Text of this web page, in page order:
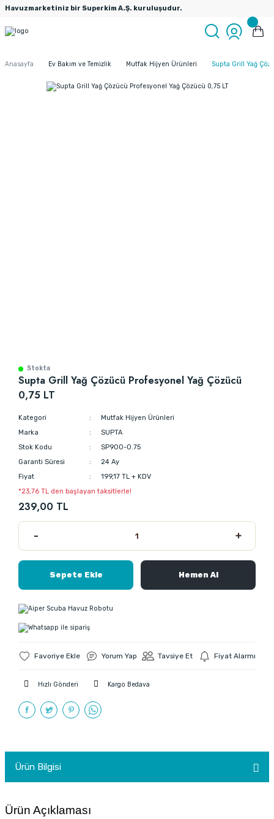
Havuzmarketiniz bir Superkim A.Ş. kuruluşudur.
Anasayfa Ev Bakım ve Temizlik Mutfak Hijyen Ürünleri Supta Grill Yağ
Stokta
Supta Grill Yağ Çözücü Profesyonel Yağ Çözücü
0,75 LT
Kategori
Mutfak Hijyen Ürünleri
Marka
SUPTA
Stok Kodu
SP900-0.75
Garanti Süresi
24 Ay
Fiyat
199,17 TL + KDV
*23,76 TL den başlayan taksitlerle!
239,00 TL
Sepete Ekle Hemen Al
Yorum Yap Tavsiye Et Fiyat Alarmı
Hızlı Gönderi Kargo Bedava
Ürün Bilgisi
Ürün Açıklaması